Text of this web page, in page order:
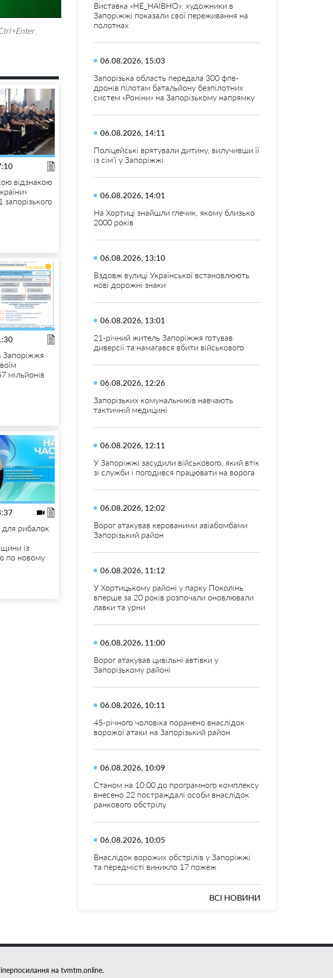
.
відзнакою
Запоріжжя
мільйонів
рибалок
із
по новому
Виставка «НЕ_НАЇВНО»: художники в
Запоріжжі показали свої переживання на
полотнах
06.08.2026, 15:03
Запорізька область передала 300 фпв-
дронів пілотам батальйону безпілотних
систем «Роніни» на Запорізькому напрямку
06.08.2026, 14:11
Поліцейські врятували дитину, вилучивши її
із сім’ї у Запоріжжі
06.08.2026, 14:01
На Хортиці знайшли глечик, якому близько
2000 років
06.08.2026, 13:10
Вздовж вулиці Української встановлюють
нові дорожні знаки
06.08.2026, 13:01
21-річний житель Запоріжжя готував
диверсії та намагався вбити військового
06.08.2026, 12:26
Запорізьких комунальників навчають
тактичній медицині
06.08.2026, 12:11
У Запоріжжі засудили військового, який втік
зі служби і погодився працювати на ворога
06.08.2026, 12:02
Ворог атакував керованими авіабомбами
Запорізький район
06.08.2026, 11:12
У Хортицькому районі у парку Поколінь
вперше за 20 років розпочали оновлювали
лавки та урни
06.08.2026, 11:00
Ворог атакував цивільні автівки у
Запорізькому районі
06.08.2026, 10:11
45-річного чоловіка поранено внаслідок
ворожої атаки на Запорізький район
06.08.2026, 10:09
Станом на 10:00 до програмного комплексу
внесено 22 постраждалі особи внаслідок
ранкового обстрілу
06.08.2026, 10:05
Внаслідок ворожих обстрілів у Запоріжжі
та передмісті виникло 17 пожеж
ВСІ НОВИНИ
на tvmtm.online.